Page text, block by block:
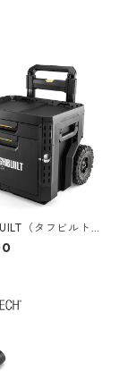
（タフビルト）S
スタックテック)
ドロワーボックス T